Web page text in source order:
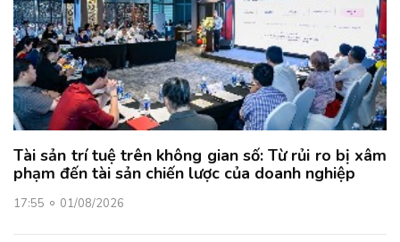
Tài sản trí tuệ trên không gian số: Từ rủi ro bị xâm
phạm đến tài sản chiến lược của doanh nghiệp
17:55 01/08/2026